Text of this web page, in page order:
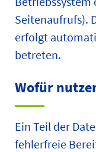
Seitenaufrufs).
erfolgt
betreten.
Wofür
Ein Teil der
fehlerfreie